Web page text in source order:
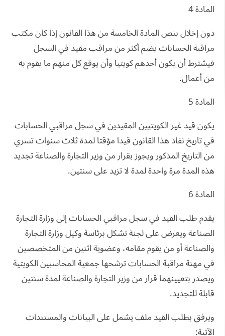
المادة 4
دون إخلال بنص المادة الخامسة من هذا القانون إذا كان مكتب
مراقبة الحسابات يضم أكثر من مراقب مقيد في السجل
فيشترط أن يكون أحدهم كويتيا وأن يوقع كل منهم ما يقوم به
من أعمال.
المادة 5
يكون قيد غير الكويتيين المقيدين في سجل مراقبي الحسابات
في تاريخ نفاذ هذا القانون قيدا مؤقتا لمدة ثلاث سنوات تسري
من التاريخ المذكور ويجوز بقرار من وزير التجارة والصناعة تجديد
هذه المدة مرة واحدة لمدة لا تزيد على سنتين.
المادة 6
يقدم طلب القيد في سجل مراقبي الحسابات إلى وزارة التجارة
الصناعة ويعرض على لجنة تشكل برئاسة وكيل وزارة التجارة
والصناعة أو من يقوم مقامه، وعضوية اثنين من المتخصصين
في مهنة مراقبة الحسابات ترشحها جمعية المحاسبين الكويتية
ويصدر بتعيينهما قرار من وزير التجارة والصناعة لمدة سنتين
قابلة للتجديد.
ويرفق بطلب القيد ملف يشمل على البيانات والمستندات